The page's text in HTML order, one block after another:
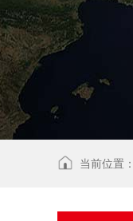
当前位置：